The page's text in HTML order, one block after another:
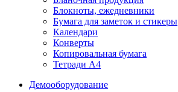
Блокноты, ежедневники
Бумага для заметок и стикеры
Календари
Конверты
Копировальная бумага
Тетради А4
Демооборудование